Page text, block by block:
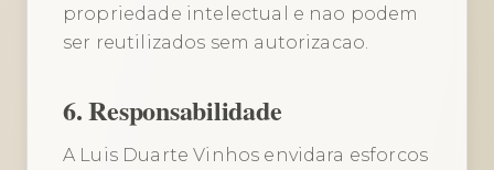
propriedade intelectual e nao podem
ser reutilizados sem autorizacao.
6. Responsabilidade
A Luis Duarte Vinhos envidara esforcos